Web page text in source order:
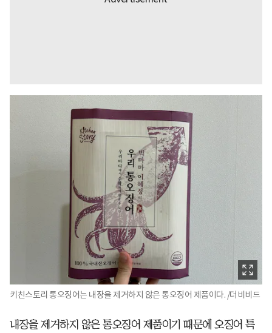
키친스토리 통오징어는 내장을 제거하지 않은 통오징어 제품이다. /더비비드
내장을 제거하지 않은 통오징어 제품이기 때문에 오징어 특